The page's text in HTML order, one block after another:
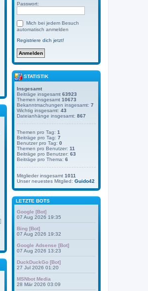
o
e
n
Passwort:
Mich bei jedem Besuch
automatisch anmelden
Registriere dich jetzt!
STATISTIK
Insgesamt
Beiträge insgesamt 63923
Themen insgesamt 10673
Bekanntmachungen insgesamt: 7
Wichtig insgesamt: 43
Dateianhänge insgesamt: 867
Themen pro Tag: 1
Beiträge pro Tag: 7
Benutzer pro Tag: 0
Themen pro Benutzer: 11
Beiträge pro Benutzer: 63
Beiträge pro Thema: 6
Mitglieder insgesamt 1011
Unser neuestes Mitglied: Guido42
LETZTE BOTS
Google [Bot]
07 Aug 2026 19:35
Bing [Bot]
07 Aug 2026 19:32
Google Adsense [Bot]
07 Aug 2026 13:23
DuckDuckGo [Bot]
27 Jul 2026 01:20
MSNbot Media
28 Mär 2026 03:09